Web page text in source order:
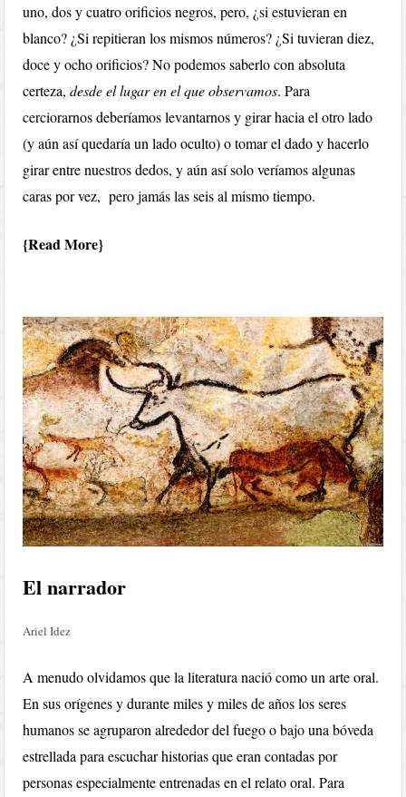
uno, dos y cuatro orificios negros, pero, ¿si estuvieran en
blanco? ¿Si repitieran los mismos números? ¿Si tuvieran diez,
doce y ocho orificios? No podemos saberlo con absoluta
certeza,desde el lugar en el que observamos. Para
cerciorarnos deberíamos levantarnos y girar hacia el otro lado
(y aún así quedaría un lado oculto) o tomar el dado y hacerlo
girar entre nuestros dedos, y aún así solo veríamos algunas
caras por vez, pero jamás las seis al mismo tiempo.
Read More
El narrador
Ariel Idez
A menudo olvidamos que la literatura nació como un arte oral.
En sus orígenes y durante miles y miles de años los seres
humanos se agruparon alrededor del fuego o bajo una bóveda
estrellada para escuchar historias que eran contadas por
personas especialmente entrenadas en el relato oral. Para